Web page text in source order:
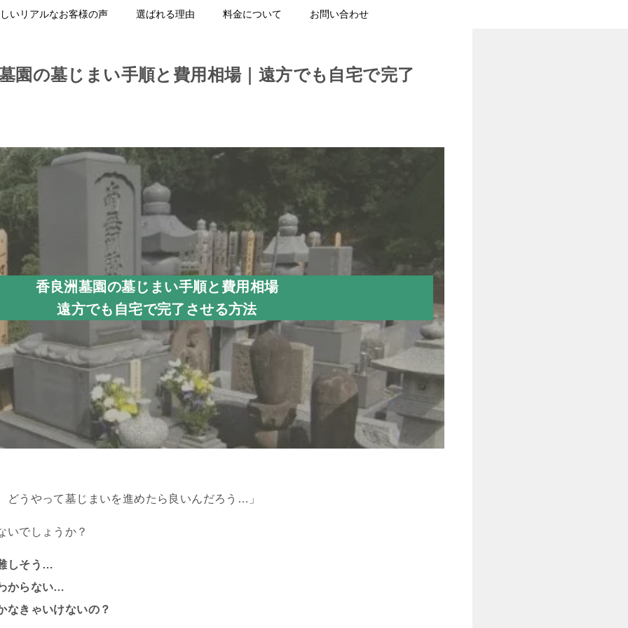
いリアルなお客様の声 選ばれる理由 料金について お問い合わせ
園の墓じまい手順と費用相場｜遠方でも自宅で完了
香良洲墓園の墓じまい手順と費用相場
遠方でも自宅で完了させる方法
どうやって墓じまいを進めたら良いんだろう…」
いでしょうか？
しそう…
からない…
なきゃいけないの？